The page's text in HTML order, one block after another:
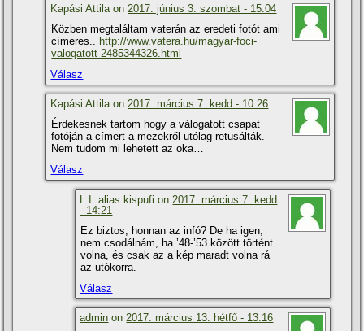
Kapási Attila on 2017. június 3. szombat - 15:04
Közben megtaláltam vaterán az eredeti fotót ami
cí­meres.. http://www.vatera.hu/magyar-foci-
valogatott-2485344326.html
Válasz
Kapási Attila on 2017. március 7. kedd - 10:26
Érdekesnek tartom hogy a válogatott csapat
fotóján a cí­mert a mezekről utólag retusálták.
Nem tudom mi lehetett az oka…
Válasz
L.I. alias kispufi on2017. március 7. kedd
- 14:21
Ez biztos, honnan az infó? De ha igen,
nem csodálnám, ha ’48-’53 között történt
volna, és csak az a kép maradt volna rá
az utókorra.
Válasz
admin on2017. március 13. hétfő - 13:16